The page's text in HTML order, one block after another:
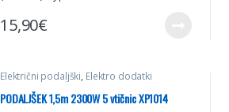
15,90€
Električni podaljški, Elektro dodatki
PODALJŠEK 1,5m 2300W 5 vtičnic XP1014